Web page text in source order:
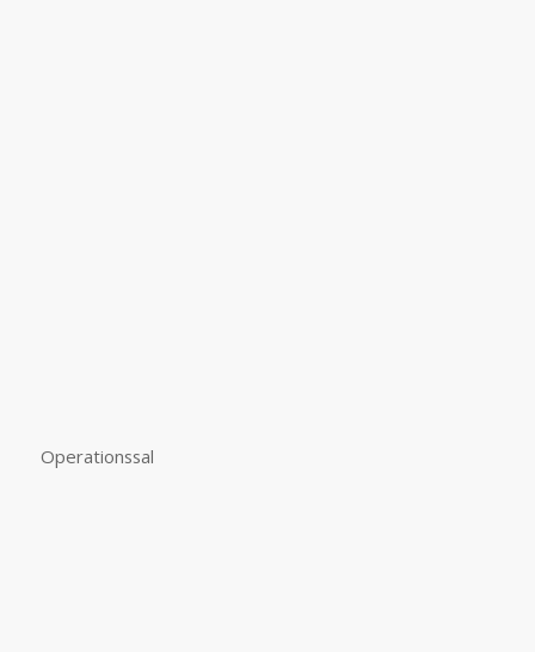
Operationssal